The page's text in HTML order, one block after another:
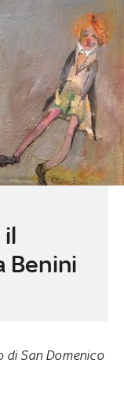
il
Benini
di San Domenico